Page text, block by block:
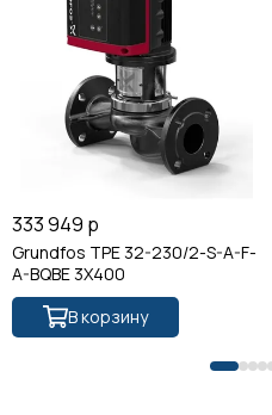
333 949 р
Grundfos TPE 32-230/2-S-A-F-
A-BQBE 3X400
В корзину